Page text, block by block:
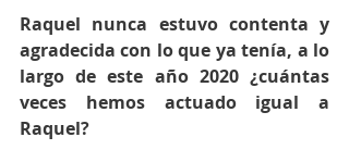
Raquel nunca estuvo contenta y
agradecida con lo que ya tenía, a lo
largo de este año 2020 ¿cuántas
veces hemos actuado igual a
Raquel?